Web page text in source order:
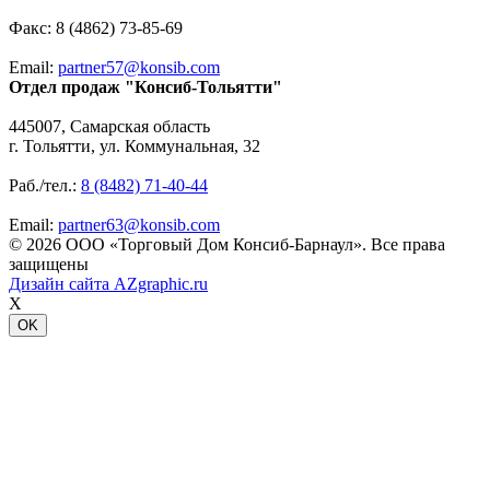
Факс: 8 (4862) 73-85-69
Email: partner57@konsib.com
Отдел продаж "Консиб-Тольятти"
445007, Самарская область
г. Тольятти, ул. Коммунальная, 32
Раб./тел.: 8 (8482) 71-40-44
Email: partner63@konsib.com
© 2026 ООО «Торговый Дом Консиб-Барнаул». Все права
защищены
Дизайн сайта AZgraphic.ru
X
OK